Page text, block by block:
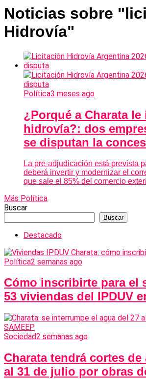
Noticias sobre
Hidrovía"
Política3 meses ago
¿Porqué a Charata
hidrovía?: dos
se disputan la
La pre-adjudicación está prevista
deberá invertir y modernizar el
que sale el 85% del comercio
Más Política
Buscar
Buscar
Destacado
Política2 semanas ago
Cómo inscribirte para el
53 viviendas del IPDUV
Sociedad2 semanas ago
Charata tendrá cortes de
al 31 de julio por obras